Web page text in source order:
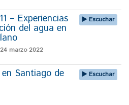
– Experiencias
del agua en
marzo 2022
Escuchar
Santiago de Escuchar